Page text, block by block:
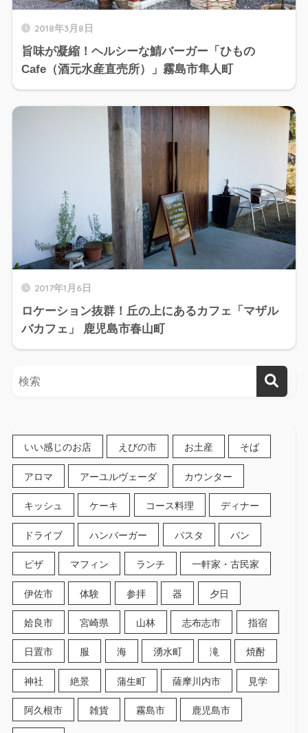
2018年3月8日
旨味が凝縮！ヘルシーな鯖バーガー「ひもの
Cafe（酒元水産直売所）」霧島市隼人町
2017年1月6日
ロケーション抜群！丘の上にあるカフェ「マザル
バカフェ」 鹿児島市春山町
いい感じのお店 えびの市 お土産 そば
アロマ アーユルヴェーダ カウンター
キッシュ ケーキ コース料理 ディナー
ドライブ ハンバーガー パスタ パン
ピザ マフィン ランチ 一軒家・古民家
伊佐市 体験 参拝 器 夕日
姶良市 宮崎県 山林 志布志市 指宿
日置市 服 海 湧水町 滝 焼酎
神社 絶景 蒲生町 薩摩川内市 見学
阿久根市 雑貨 霧島市 鹿児島市